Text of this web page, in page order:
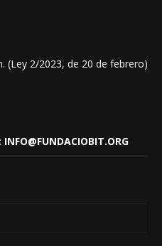
(Ley 2/2023, de 20 de febrero)